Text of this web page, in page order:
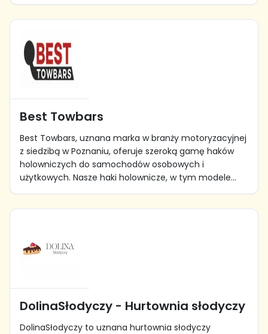
Best Towbars
Best Towbars, uznana marka w branży motoryzacyjnej
z siedzibą w Poznaniu, oferuje szeroką gamę haków
holowniczych do samochodów osobowych i
użytkowych. Nasze haki holownicze, w tym modele...
DolinaSłodyczy - Hurtownia słodyczy
DolinaSłodyczy to uznana hurtownia słodyczy